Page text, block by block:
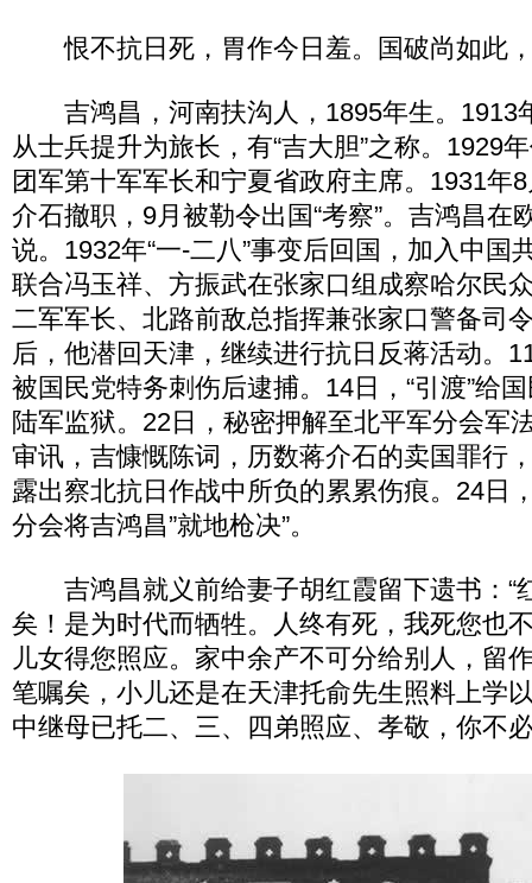
恨不抗日死，胃作今日羞。国破尚如此
吉鸿昌，河南扶沟人，1895年生。1913
从士兵提升为旅长，有“吉大胆”之称。1929
团军第十军军长和宁夏省政府主席。1931年8
介石撤职，9月被勒令出国“考察”。吉鸿昌在
说。1932年“一-二八”事变后回国，加入中国
联合冯玉祥、方振武在张家口组成察哈尔民
二军军长、北路前敌总指挥兼张家口警备司
后，他潜回天津，继续进行抗日反蒋活动。
被国民党特务刺伤后逮捕。14日，“引渡”给
陆军监狱。22日，秘密押解至北平军分会军
审讯，吉慷慨陈词，历数蒋介石的卖国罪行
露出察北抗日作战中所负的累累伤痕。24日
分会将吉鸿昌”就地枪决”。
吉鸿昌就义前给妻子胡红霞留下遗书：“
矣！是为时代而牺牲。人终有死，我死您也
儿女得您照应。家中余产不可分给别人，留
笔嘱矣，小儿还是在天津托俞先生照料上学
中继母已托二、三、四弟照应、孝敬，你不